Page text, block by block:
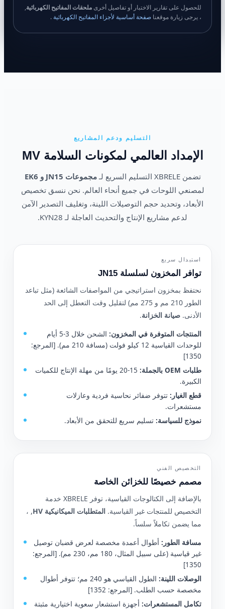
للحصول على تقارير الاختبار أو تفاصيل أخرىملحقات المفاتيح الكهربائية,
، يرجى زيارة موقعنا صفحة أساسية لأجزاء المفاتيح الكهربائية .
التسليم ودعم المشاريع
الإمداد العالمي لمكونات السلامة MV
تضمن XBRELE التسليم السريع لـ
مجموعات JN15 و EK6
لمصنعي اللوحات في جميع أنحاء العالم. نحن ننسق تخصيص
الأبعاد، وتحديد حجم التوصيلات اللينة، وتغليف التصدير الآمن
لدعم مشاريع الإنتاج والتحديث العاجلة لـ KYN28.
استبدال سريع
توافر المخزون لسلسلة JN15
نحتفظ بمخزون استراتيجي من المواصفات الشائعة (مثل تباعد
الطور 210 مم و 275 مم) لتقليل وقت التعطل إلى الحد
الأدنى. صيانة الخزانة.
المنتجات المتوفرة في المخزون:
الشحن خلال 3-5 أيام
للوحدات القياسية 12 كيلو فولت (مسافة 210 مم). [المرجع:
1350]
طلبات OEM بالجملة:
15-20 يومًا من مهلة الإنتاج للكميات
الكبيرة.
قطع الغيار: تتوفر ضفائر نحاسية فردية وعازلات
مستشعرات.
نموذج للسياسة: تسليم سريع للتحقق من الأبعاد.
التخصيص الفني
مصمم خصيصًا للخزائن الخاصة
بالإضافة إلى الكتالوجات القياسية، توفر XBRELE خدمة
التخصيص للمنتجات غير القياسية. المتطلبات الميكانيكية HV
, ،
مما يضمن تكاملاً سلساً.
مسافة الطور: أطوال أعمدة مخصصة لعرض قضبان توصيل
غير قياسية (على سبيل المثال، 180 مم، 230 مم). [المرجع:
1350]
الوصلات اللينة:
الطول القياسي هو 240 مم؛ تتوفر أطوال
مخصصة حسب الطلب. [المرجع: 1352]
تكامل المستشعرات: أجهزة استشعار سعوية اختيارية مثبتة